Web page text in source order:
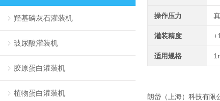
羟基磷灰石灌装机
玻尿酸灌装机
胶原蛋白灌装机
植物蛋白灌装机
操作压力
灌装精度
适用规格
朗岱（上海）科技有限